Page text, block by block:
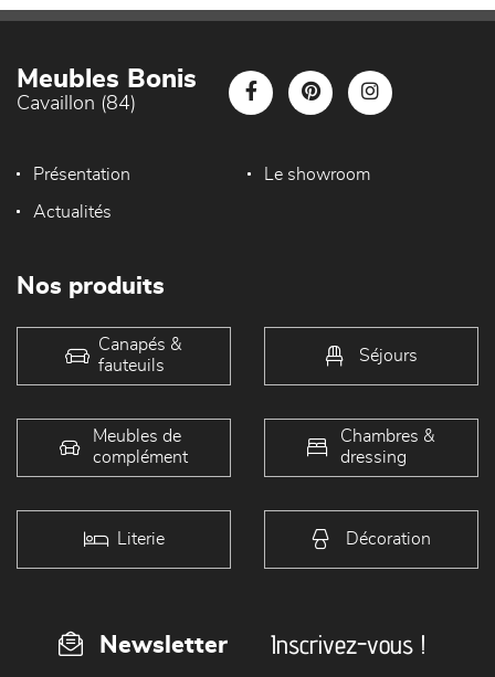
Meubles Bonis
Cavaillon (84)
Présentation Le showroom
Actualités
Nos produits
Canapés &
fauteuils
Séjours
Meubles de
complément
Chambres &
dressing
Literie Décoration
Newsletter Inscrivez-vous !